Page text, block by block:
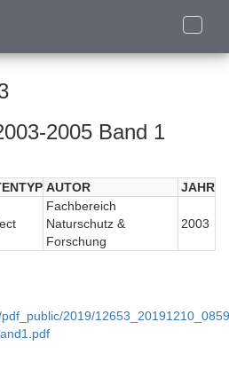
Toggle
2005 Band 1
AUTOR JAHR
Fachbereich
Naturschutz &
Forschung
2003
2019/